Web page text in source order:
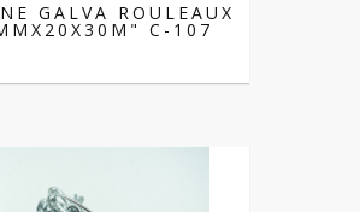
GALVA ROULEAUX
C-107